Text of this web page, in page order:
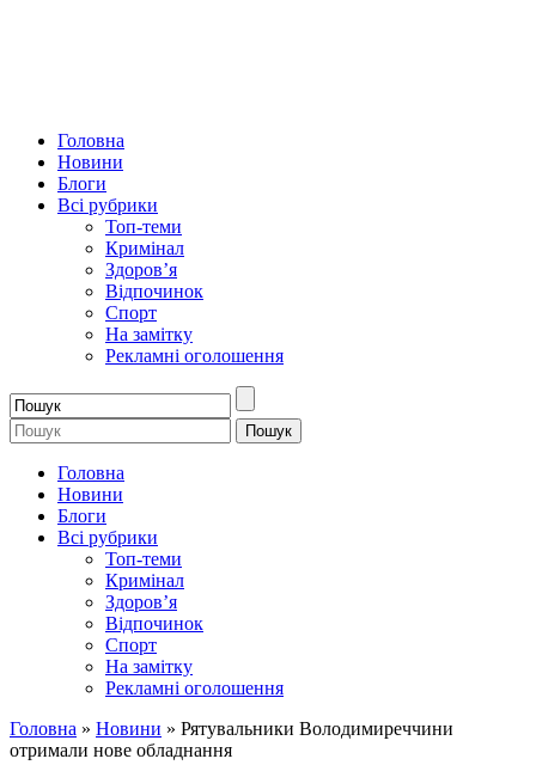
Головна
Новини
Блоги
Всі рубрики
Топ-теми
Кримінал
Здоров’я
Відпочинок
Спорт
На замітку
Рекламні оголошення
Головна
Новини
Блоги
Всі рубрики
Топ-теми
Кримінал
Здоров’я
Відпочинок
Спорт
На замітку
Рекламні оголошення
Головна » Новини » Рятувальники Володимиреччини
отримали нове обладнання